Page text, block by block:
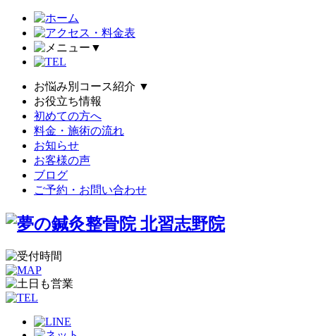
▼
お悩み別コース紹介 ▼
お役立ち情報
初めての方へ
料金・施術の流れ
お知らせ
お客様の声
ブログ
ご予約・お問い合わせ